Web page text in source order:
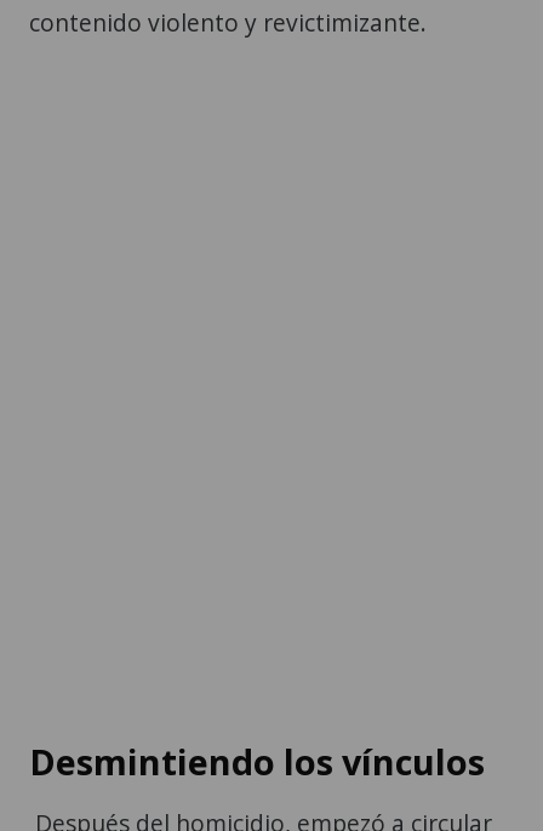
contenido violento y revictimizante.
Desmintiendo los vínculos
Después del homicidio, empezó a circular